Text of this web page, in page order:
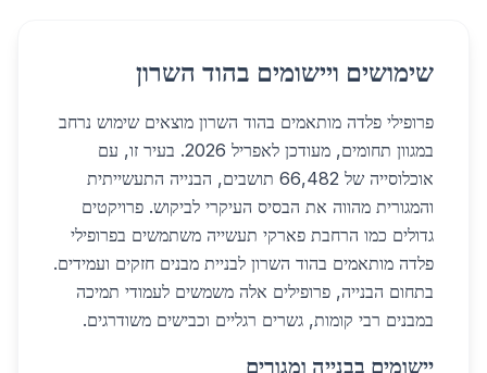
שימושים ויישומים בהוד השרון
פרופילי פלדה מותאמים בהוד השרון מוצאים שימוש נרחב
במגוון תחומים, מעודכן לאפריל 2026. בעיר זו, עם
אוכלוסייה של 66,482 תושבים, הבנייה התעשייתית
והמגורית מהווה את הבסיס העיקרי לביקוש. פרויקטים
גדולים כמו הרחבת פארקי תעשייה משתמשים בפרופילי
פלדה מותאמים בהוד השרון לבניית מבנים חזקים ועמידים.
בתחום הבנייה, פרופילים אלה משמשים לעמודי תמיכה
במבנים רבי קומות, גשרים רגליים וכבישים משודרגים.
יישומים בבנייה ומגורים